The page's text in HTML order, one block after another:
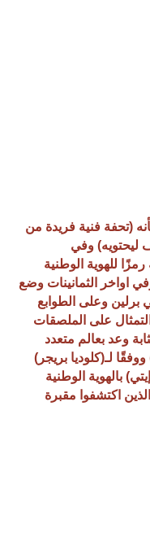
(تحفة فنية فريدة من
ليحتويه) وفي
للهوية الوطنية
اواخر الثمانينات وضع
برلين وعلى الطوابع
وفي عام 1999 ظهر التمثال على الملصقات
وعد بعالم متعدد
لـ(كلوديا بريجر)
بالهوية الوطنية
اكتشفوا مقبرة